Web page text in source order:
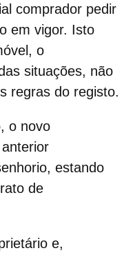
comprador pedir
em vigor. Isto
o
situações, não
regras do registo.
o novo
estando
de
e,